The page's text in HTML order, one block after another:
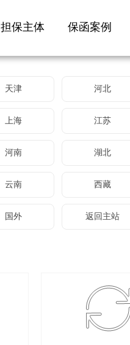
担保主体 保函案例
天津 河北
上海 江苏
河南 湖北
云南 西藏
国外 返回主站